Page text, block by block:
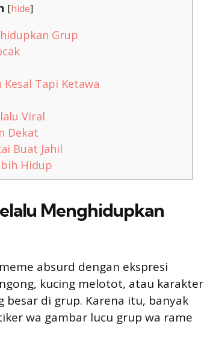
[hide]
Grup
Tapi Ketawa
Viral
Dekat
Buat Jahil
Hidup
Menghidupkan
absurd dengan ekspresi
kucing melotot, atau karakter
di grup. Karena itu, banyak
wa gambar lucu grup wa rame